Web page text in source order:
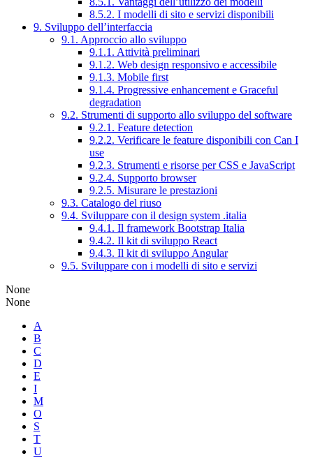
8.5.2. I modelli di sito e servizi disponibili
9. Sviluppo dell’interfaccia
9.1. Approccio allo sviluppo
9.1.1. Attività preliminari
9.1.2. Web design responsivo e accessibile
9.1.3. Mobile first
9.1.4. Progressive enhancement e Graceful
degradation
9.2. Strumenti di supporto allo sviluppo del software
9.2.1. Feature detection
9.2.2. Verificare le feature disponibili con Can I
use
9.2.3. Strumenti e risorse per CSS e JavaScript
9.2.4. Supporto browser
9.2.5. Misurare le prestazioni
9.3. Catalogo del riuso
9.4. Sviluppare con il design system .italia
9.4.1. Il framework Bootstrap Italia
9.4.2. Il kit di sviluppo React
9.4.3. Il kit di sviluppo Angular
9.5. Sviluppare con i modelli di sito e servizi
None
None
A
B
C
D
E
I
M
O
S
T
U